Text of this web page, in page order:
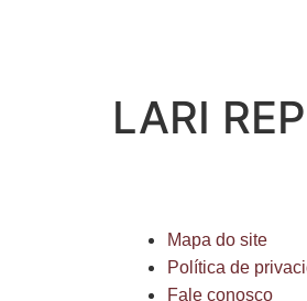
LARI
Mapa do site
Política de
Fale conosco